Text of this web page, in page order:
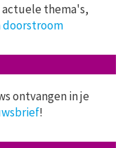
thema's,
doorstroom
ontvangen in je
!